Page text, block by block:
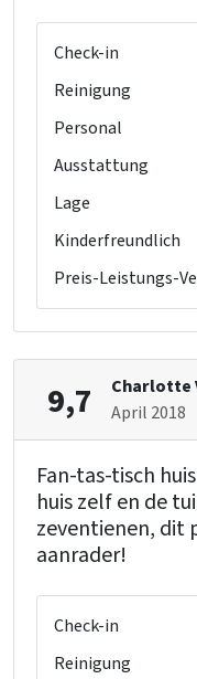
Check-in
Reinigung
Personal
Ausstattung
Lage
Kinderfreundlich
Preis-Leistungs-
9,7
Charlotte
April 2018
Fan-tas-tisch
huis zelf en de
zeventienen, dit
aanrader!
Check-in
Reinigung